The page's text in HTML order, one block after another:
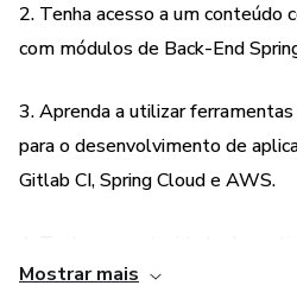
- Spring Cloud Vault
- Spring Cloud Stream Kafka
- Spring Cloud Config
2. Tenha acesso a um conteúdo
com módulos de Back-End
3. Aprenda a utilizar
para o desenvolvimento de
Gitlab CI, Spring Cloud e AWS.
habilidades em testes unitários e
Mostrar mais